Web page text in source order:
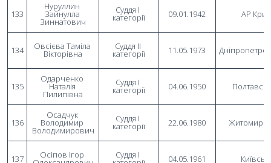
133
Нуруллин
Зайнулла
Зиннатович
Суддя I
категорії 09.01.1942 АР
134 Овсієва Таміла
Вікторівна
Суддя II
категорії 11.05.1973
135
Одарченко
Наталія
Пилипівна
Суддя I
категорії 04.06.1950
136
Осадчук
Володимир
Володимирович
Суддя I
категорії 22.06.1980
137 Осіпов Ігор Суддя I 04.05.1961